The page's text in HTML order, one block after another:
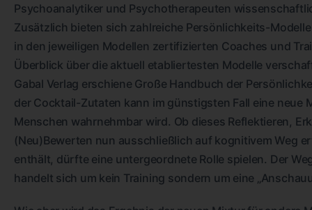
Psychoanalytiker und Psychotherapeuten
Zusätzlich bieten sich zahlreiche Persönlichkeits-
in den jeweiligen Modellen zertifizierten Coaches und
Überblick über die aktuell etabliertesten Modelle
Gabal Verlag erschiene Große Handbuch der
der Cocktail-Zutaten kann im günstigsten Fall eine neue
Menschen wahrnehmbar wird. Ob dieses Reflektieren,
(Neu)Bewerten nun ausschließlich auf kognitivem Weg
enthält, dürfte eine untergeordnete Rolle spielen. Der
handelt sich um kein Training sondern um eine